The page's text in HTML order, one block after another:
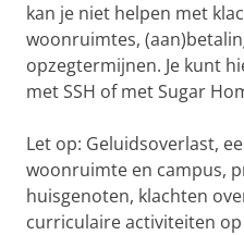
kan je niet helpen met
woonruimtes,
opzegtermijnen. Je kunt
met SSH of met Sugar
Let op: Geluidsoverlast,
woonruimte en campus,
huisgenoten, klachten
curriculaire activiteiten